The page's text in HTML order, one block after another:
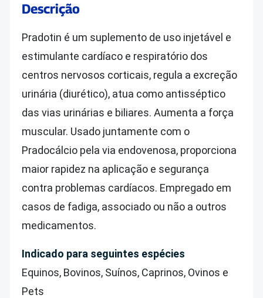
Descrição
Pradotin é um suplemento de uso injetável e
estimulante cardíaco e respiratório dos
centros nervosos corticais, regula a excreção
urinária (diurético), atua como antisséptico
das vias urinárias e biliares. Aumenta a força
muscular. Usado juntamente com o
Pradocálcio pela via endovenosa, proporciona
maior rapidez na aplicação e segurança
contra problemas cardíacos. Empregado em
casos de fadiga, associado ou não a outros
medicamentos.
Indicado para seguintes espécies
Equinos, Bovinos, Suínos, Caprinos, Ovinos e
Pets